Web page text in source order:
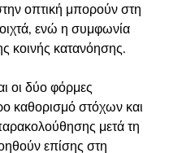
οπτική μπορούν στη
ενώ η συμφωνία
κοινής κατανόησης.
οι δύο φόρμες
καθορισμό στόχων και
μετά τη
επίσης στη